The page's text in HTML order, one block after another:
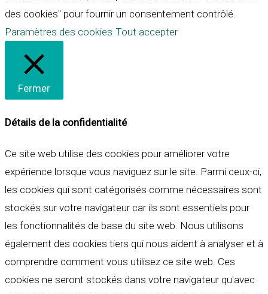
des cookies" pour fournir un consentement contrôlé.
Paramètres des cookies Tout accepter
Fermer
Détails de la confidentialité
Ce site web utilise des cookies pour améliorer votre
expérience lorsque vous naviguez sur le site. Parmi ceux-ci,
les cookies qui sont catégorisés comme nécessaires sont
stockés sur votre navigateur car ils sont essentiels pour
les fonctionnalités de base du site web. Nous utilisons
également des cookies tiers qui nous aident à analyser et à
comprendre comment vous utilisez ce site web. Ces
cookies ne seront stockés dans votre navigateur qu'avec